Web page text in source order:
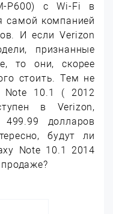
P600) с Wi-Fi в
самой компанией
И если Verizon
признанные
то они, скорее
стоить. Тем не
Note 10.1 ( 2012
в Verizon,
долларов
будут ли
Note 10.1 2014